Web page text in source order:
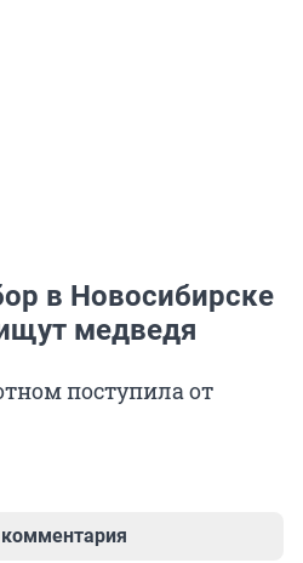
в Новосибирске
медведя
поступила от